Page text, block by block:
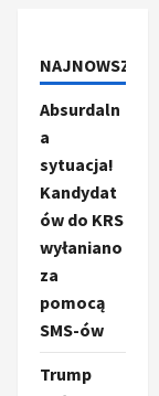
NAJNOWSZE
Absurdaln
a
sytuacja!
Kandydat
ów do KRS
wyłaniano
za
pomocą
SMS-ów
Trump